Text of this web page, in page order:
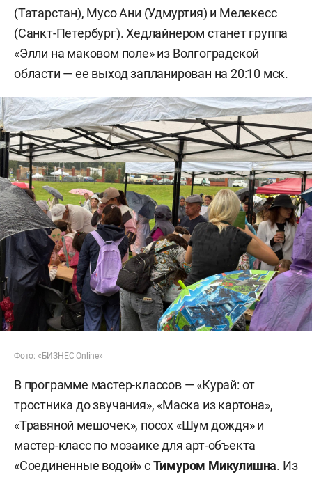
(Татарстан), Мусо Ани (Удмуртия) и Мелекесс
(Санкт-Петербург). Хедлайнером станет группа
«Элли на маковом поле» из Волгоградской
области — ее выход запланирован на 20:10 мск.
Фото: «БИЗНЕС Online»
В программе мастер-классов — «Курай: от
тростника до звучания», «Маска из картона»,
«Травяной мешочек», посох «Шум дождя» и
мастер-класс по мозаике для арт-объекта
«Соединенные водой» сТимуром Микулишна. Из